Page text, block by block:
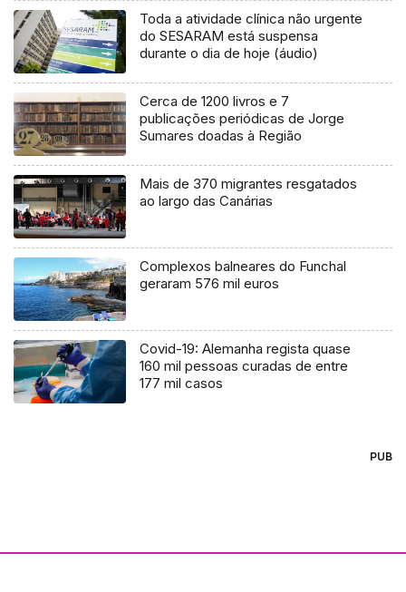
Toda a atividade clínica não urgente
do SESARAM está suspensa
durante o dia de hoje (áudio)
Cerca de 1200 livros e 7
publicações periódicas de Jorge
Sumares doadas à Região
Mais de 370 migrantes resgatados
ao largo das Canárias
Complexos balneares do Funchal
geraram 576 mil euros
Covid-19: Alemanha regista quase
160 mil pessoas curadas de entre
177 mil casos
PUB